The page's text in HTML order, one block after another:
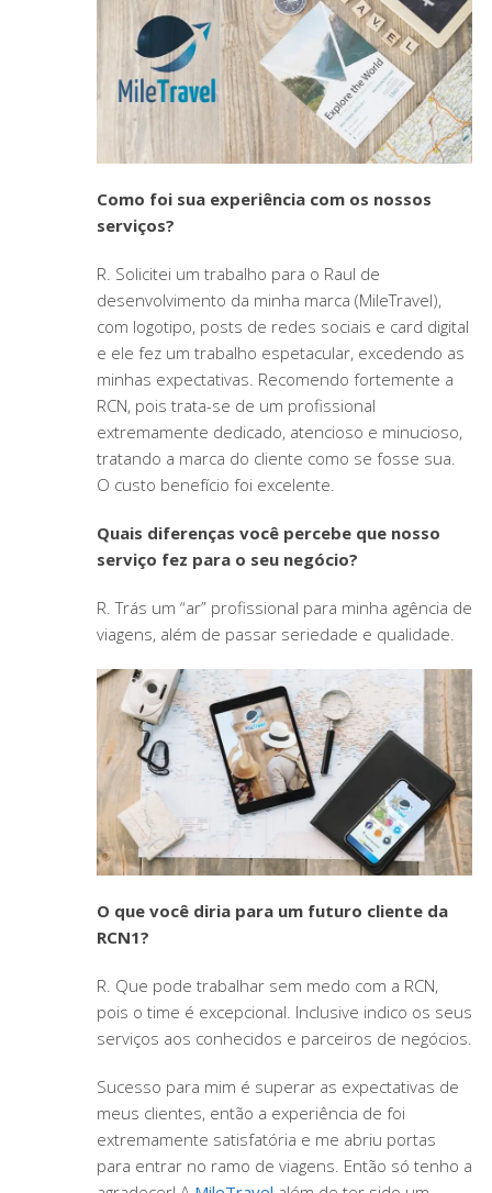
Como foi sua experiência com os nossos
serviços?
R. Solicitei um trabalho para o Raul de
desenvolvimento da minha marca (MileTravel),
com logotipo, posts de redes sociais e card digital
e ele fez um trabalho espetacular, excedendo as
minhas expectativas. Recomendo fortemente a
RCN, pois trata-se de um profissional
extremamente dedicado, atencioso e minucioso,
tratando a marca do cliente como se fosse sua.
O custo benefício foi excelente.
Quais diferenças você percebe que nosso
serviço fez para o seu negócio?
R. Trás um “ar” profissional para minha agência de
viagens, além de passar seriedade e qualidade.
O que você diria para um futuro cliente da
RCN1?
R. Que pode trabalhar sem medo com a RCN,
pois o time é excepcional. Inclusive indico os seus
serviços aos conhecidos e parceiros de negócios.
Sucesso para mim é superar as expectativas de
meus clientes, então a experiência de foi
extremamente satisfatória e me abriu portas
para entrar no ramo de viagens. Então só tenho a